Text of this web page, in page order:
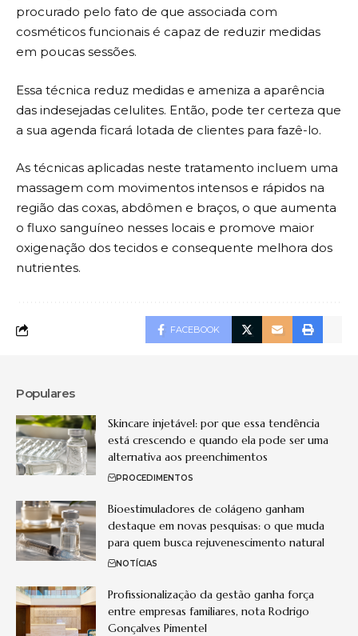
procurado pelo fato de que associada com
cosméticos funcionais é capaz de reduzir medidas
em poucas sessões.
Essa técnica reduz medidas e ameniza a aparência
das indesejadas celulites. Então, pode ter certeza que
a sua agenda ficará lotada de clientes para fazê-lo.
As técnicas aplicadas neste tratamento incluem uma
massagem com movimentos intensos e rápidos na
região das coxas, abdômen e braços, o que aumenta
o fluxo sanguíneo nesses locais e promove maior
oxigenação dos tecidos e consequente melhora dos
nutrientes.
FACEBOOK
Populares
Skincare injetável: por que essa tendência
está crescendo e quando ela pode ser uma
alternativa aos preenchimentos
PROCEDIMENTOS
Bioestimuladores de colágeno ganham
destaque em novas pesquisas: o que muda
para quem busca rejuvenescimento natural
NOTÍCIAS
Profissionalização da gestão ganha força
entre empresas familiares, nota Rodrigo
Gonçalves Pimentel